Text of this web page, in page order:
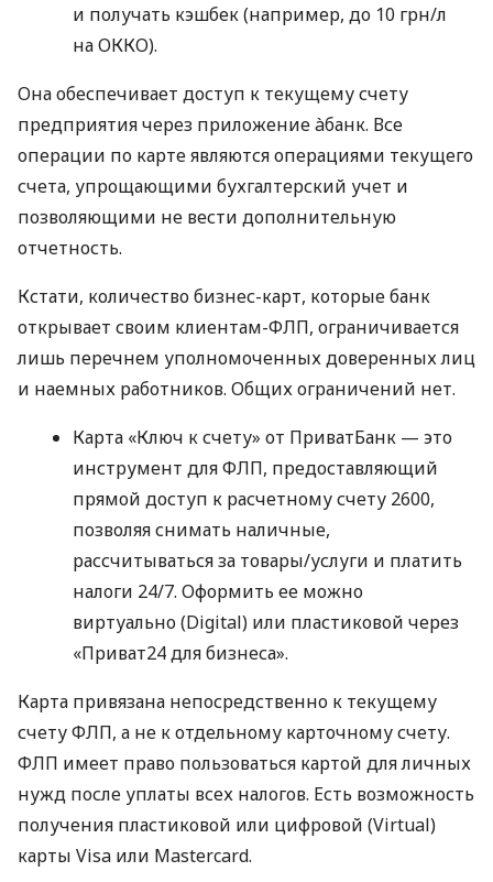
и получать кэшбек (например, до 10 грн/л
на ОККО).
Она обеспечивает доступ к текущему счету
предприятия через приложение àбанк. Все
операции по карте являются операциями текущего
счета, упрощающими бухгалтерский учет и
позволяющими не вести дополнительную
отчетность.
Кстати, количество бизнес-карт, которые банк
открывает своим клиентам-ФЛП, ограничивается
лишь перечнем уполномоченных доверенных лиц
и наемных работников. Общих ограничений нет.
Карта «Ключ к счету» от ПриватБанк — это
инструмент для ФЛП, предоставляющий
прямой доступ к расчетному счету 2600,
позволяя снимать наличные,
рассчитываться за товары/услуги и платить
налоги 24/7. Оформить ее можно
виртуально (Digital) или пластиковой через
«Приват24 для бизнеса».
Карта привязана непосредственно к текущему
счету ФЛП, а не к отдельному карточному счету.
ФЛП имеет право пользоваться картой для личных
нужд после уплаты всех налогов. Есть возможность
получения пластиковой или цифровой (Virtual)
карты Visa или Mastercard.